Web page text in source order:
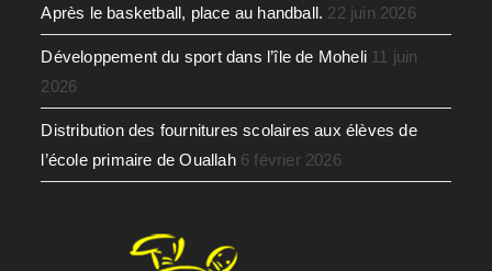
Après le basketball, place au handball. 22 juin 2026
Développement du sport dans l’île de Moheli 11 juin
2026
Distribution des fournitures scolaires aux élèves de
l’école primaire de Ouallah 6 février 2026